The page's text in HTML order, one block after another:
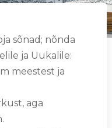
sõnad; nõnda
ja Uukalile:
meestest ja
aga